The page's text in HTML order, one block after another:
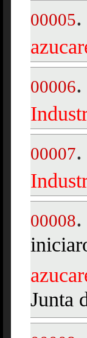
00005.
00006.
00007.
00008.
Junta